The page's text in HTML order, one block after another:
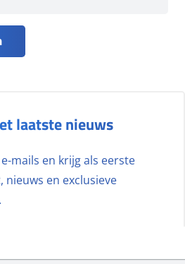
laatste nieuws
mails en krijg als eerste
en exclusieve